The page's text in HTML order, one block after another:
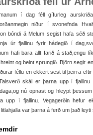
í dag féll gífurleg
niður í svonefnda
bóndi á Melum segist hafa séð
úr fjallinu fyrir hádegið í
hafi bara allt farið á stað,engu
og beint sprungið. Björn segir
féllu en ekkert sest til þeirra
skál er þarna upp í
nú opnast og hleypt
upp í fjallinu. Vegagerðin hefur
var þarna á ferð um það